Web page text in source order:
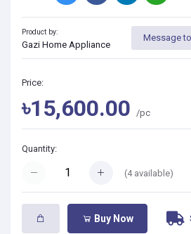
Product by:
Gazi Home Appliance
Message
Price:
৳15,600.00 /pc
Quantity:
(4available)
Buy Now